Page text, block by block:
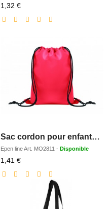
1,32 €Prix
réduit
Sac cordon pour enfants RPET
Epen lineArt. MO2811 - Disponible
1,41 €Prix
réduit